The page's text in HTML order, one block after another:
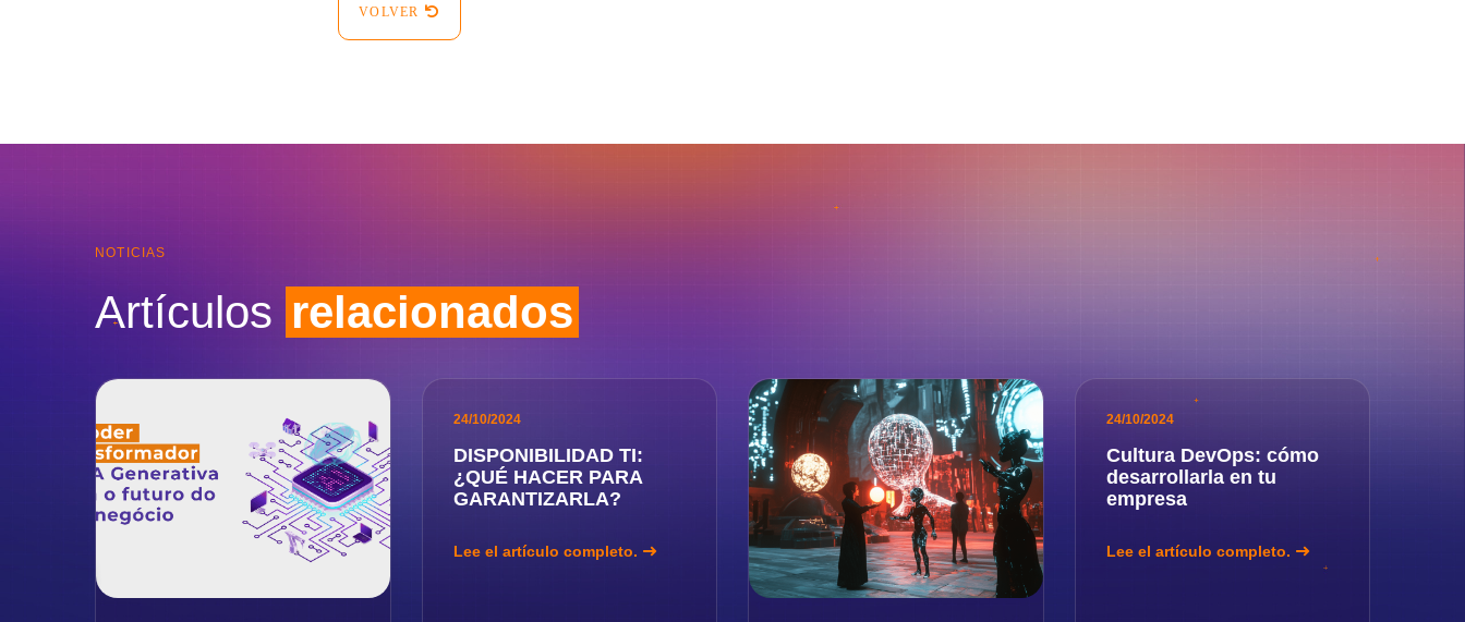
VOLVER
NOTICIAS
Artículos relacionados
24/10/2024
DISPONIBILIDAD TI:
¿QUÉ HACER PARA
GARANTIZARLA?
Lee el artículo completo.
24/10/2024
Cultura DevOps: cómo
desarrollarla en tu
empresa
Lee el artículo completo.